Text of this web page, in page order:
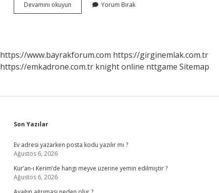
Devamını okuyun
Davet
Yorum Bırak
https://www.bayrakforum.com https://girginemlak.com.tr
https://emkadrone.com.tr knight online nttgame Sitemap
Sidebar
Son Yazılar
Ev adresi yazarken posta kodu yazılır mı ?
Ağustos 6, 2026
Kur’an-ı Kerim’de hangi meyve üzerine yemin edilmiştir ?
Ağustos 6, 2026